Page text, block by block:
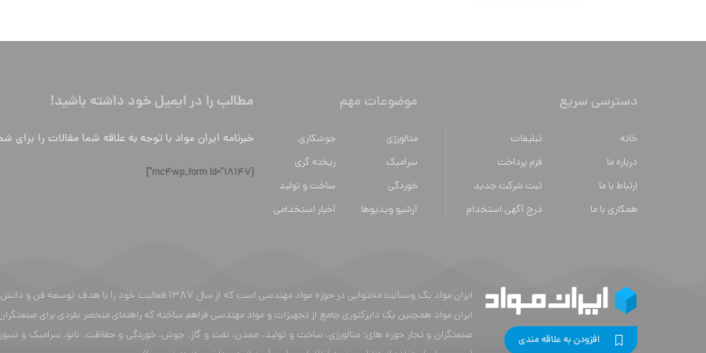
دسترسی سریع
خانه
تبلیغات
درباره ما
فرم پرداخت
ارتباط با ما
ثبت شرکت جدید
همکاری با ما
درج آگهی استخدام
موضوعات مهم
متالورژي
جوشکاری
سراميك
ریخته گری
خوردگی
ساخت و تولید
آرشیو ویدیوها
آخبار استخدامی
مطالب را در ایمیل خود داشته باشید!
خبرنامه ایران مواد با توجه به علاقه شما مقالات را برای
[mc4wp_form id="18147"]
افزودن به علاقه مندی
ایران مواد یک وبسایت محتوایی در حوزه مواد مهندسی است که از
ایران مواد همچنین یک دایرکتوری جامع از تجهیزات و مواد مهندسی فراهم ساخته که راهنمای منحصر بفردی برای
صنعتگران و تجار حوزه های: متالورژی، ساخت و تولید، معدن، نفت و گاز، جوش، خوردگی و حفاظت، نانو، سرامیک و